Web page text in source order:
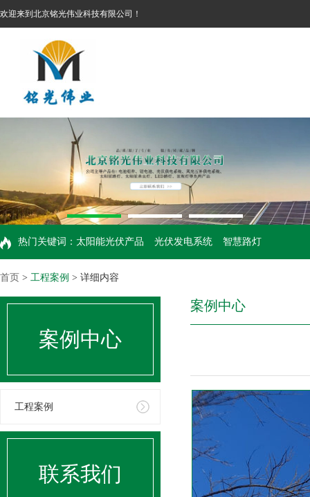
欢迎来到北京铭光伟业科技有限公司！
热门关键词： 太阳能光伏产品 光伏发电系统 智慧路灯
首页 > 工程案例 > 详细内容
案例中心
工程案例
联系我们
案例中心